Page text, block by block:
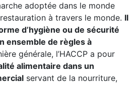
adoptée dans le monde
à travers le monde. Il
d’hygiène ou de sécurité
ensemble de règles à
générale, l’HACCP a pour
alimentaire dans un
servant de la nourriture,